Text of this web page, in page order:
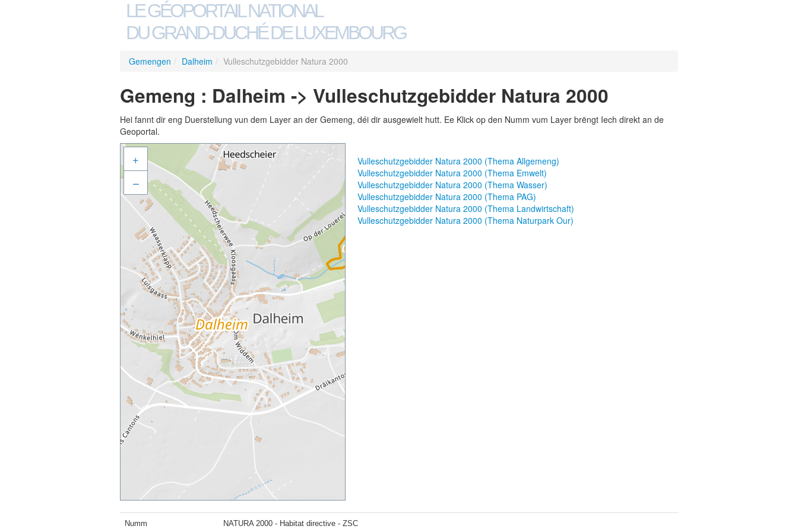
LE GÉOPORTAIL NATIONAL
DU GRAND-DUCHÉ DE LUXEMBOURG
Gemengen / Dalheim / Vulleschutzgebidder Natura 2000
Gemeng : Dalheim -> Vulleschutzgebidder Natura 2000
Hei fannt dir eng Duerstellung vun dem Layer an der Gemeng, déi dir ausgewielt hutt. Ee Klick op den Numm vum Layer brëngt Iech direkt an de
Geoportal.
+
–
Vulleschutzgebidder Natura 2000 (Thema Allgemeng)
Vulleschutzgebidder Natura 2000 (Thema Emwelt)
Vulleschutzgebidder Natura 2000 (Thema Wasser)
Vulleschutzgebidder Natura 2000 (Thema PAG)
Vulleschutzgebidder Natura 2000 (Thema Landwirtschaft)
Vulleschutzgebidder Natura 2000 (Thema Naturpark Our)
Numm NATURA 2000 - Habitat directive - ZSC